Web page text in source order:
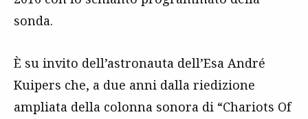
sonda.
È su invito dell’astronauta dell’Esa André
Kuipers che, a due anni dalla riedizione
ampliata della colonna sonora di “Chariots Of